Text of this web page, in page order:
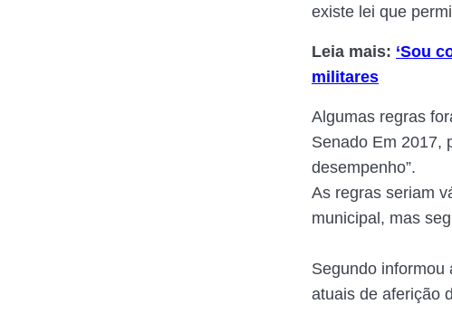
existe lei que
Leia mais: ‘Sou
militares
Algumas regras
Senado Em 2017,
desempenho”.
As regras seriam
municipal, mas
Segundo informou
atuais de aferição